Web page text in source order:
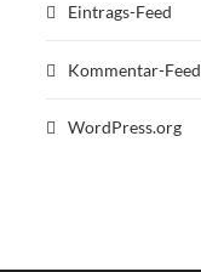
Eintrags-Feed
Kommentar-Feed
WordPress.org